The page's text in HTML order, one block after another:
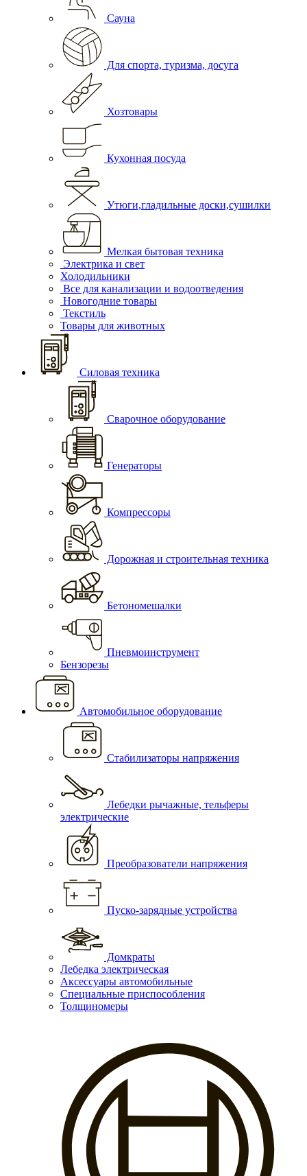
Сауна
Для спорта, туризма, досуга
Хозтовары
Кухонная посуда
Утюги,гладильные доски,сушилки
Мелкая бытовая техника
Электрика и свет
Холодильники
Все для канализации и водоотведения
Новогодние товары
Текстиль
Товары для животных
Силовая техника
Сварочное оборудование
Генераторы
Компрессоры
Дорожная и строительная техника
Бетономешалки
Пневмоинструмент
Бензорезы
Автомобильное оборудование
Стабилизаторы напряжения
Лебедки рычажные, тельферы
электрические
Преобразователи напряжения
Пуско-зарядные устройства
Домкраты
Лебедка электрическая
Аксессуары автомобильные
Специальные приспособления
Толщиномеры